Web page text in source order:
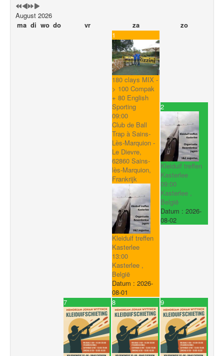
August 2026
ma di wo do vr za
zo
1
180 clays MIX -
> 100 Compak
+ 80 English
Sporting
09:00
Club de Ball
Trap à Sains-
Lès-Marquion -
Le Dievre,
62860 Sains-
lès-Marquion,
Frankrijk
Kleiduif treffen
Kasterlee
13:00
Kasterlee ,
België
Datum : 2026-
08-01
2
Kleiduif treffen
Kasterlee
09:00
Kasterlee ,
België
Datum : 2026-
08-02
7 8 9